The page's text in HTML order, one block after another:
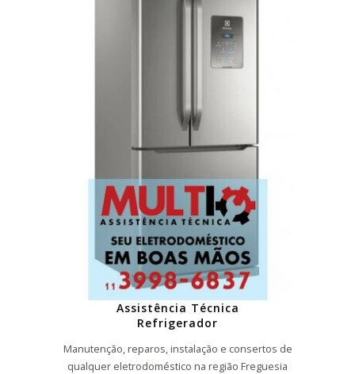
Assistência Técnica
Refrigerador
Manutenção, reparos, instalação e consertos de
qualquer eletrodoméstico na região Freguesia